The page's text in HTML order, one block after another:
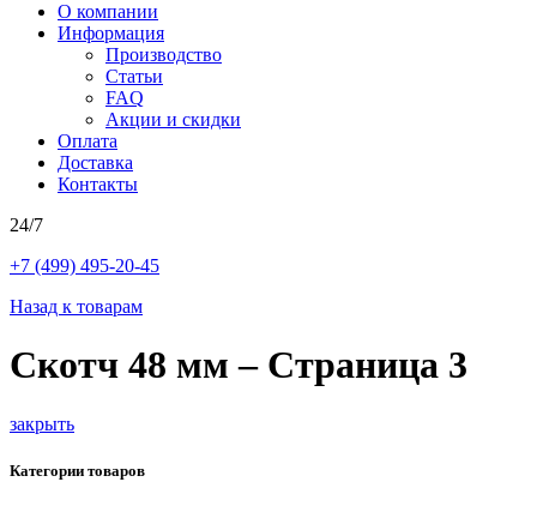
О компании
Информация
Производство
Статьи
FAQ
Акции и скидки
Оплата
Доставка
Контакты
24/7
+7 (499) 495-20-45
Назад к товарам
Скотч 48 мм – Страница 3
закрыть
Категории товаров